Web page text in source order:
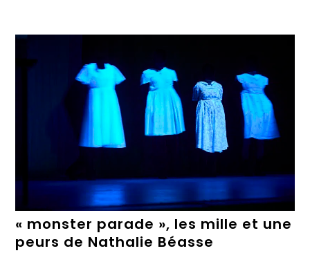
« monster parade », les mille et une
peurs de Nathalie Béasse